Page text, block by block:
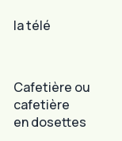
la télé
Cafetière ou
cafetière
en dosettes